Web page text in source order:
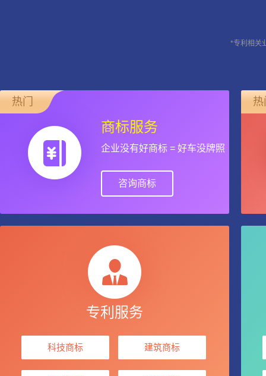
*专利相关
热门
商标服务
企业没有好商标 = 好车没牌照
咨询商标
热
专利服务
科技商标 建筑商标